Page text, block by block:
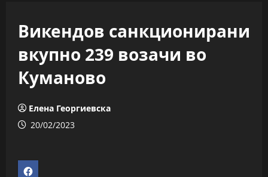
Викендов санкционирани
вкупно 239 возачи во
Куманово
Елена Георгиевска
20/02/2023